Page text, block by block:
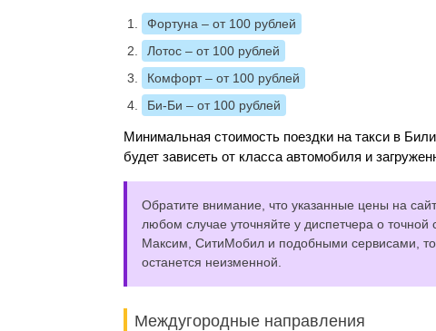
Фортуна – от 100 рублей
Лотос – от 100 рублей
Комфорт– от 100 рублей
Би-Би – от 100 рублей
Минимальная стоимость поездки на такси в
будет зависеть от класса автомобиля и
Обратите внимание, что указанные цены на
любом случае уточняйте у диспетчера о точной
Максим, СитиМобил и подобными сервисами, то
останется неизменной.
Междугородные направления